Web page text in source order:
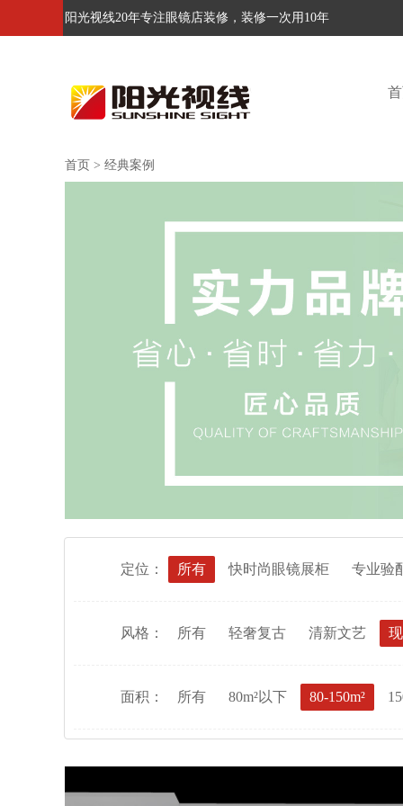
阳光视线20年专注眼镜店装修，装修一次用10年
首页 > 经典案例
定位： 所有 快时尚眼镜展柜 专业验
风格： 所有 轻奢复古 清新文艺
面积： 所有 80m²以下 80-150m²